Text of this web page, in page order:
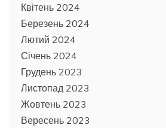
Квітень 2024
Березень 2024
Лютий 2024
Січень 2024
Грудень 2023
Листопад 2023
Жовтень 2023
Вересень 2023